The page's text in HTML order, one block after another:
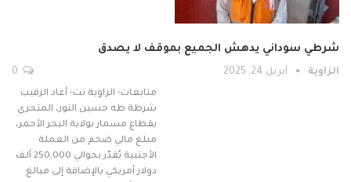
شرطي سوداني يدهش الجميع بموقف لا يصدق
الزاوية أبريل 24, 2025
متابعات- الزاوية نت- أعاد الرقيب
شرطة طه حسين النور، المتحري
بقطاع مسمار بولاية البحر الأحمر،
مبلغ مالي ضخم من العملة
الأجنبية يُقدّر بحوالي 250,000 ألف
دولار أمريكي بالإضافة إلى مبالغ